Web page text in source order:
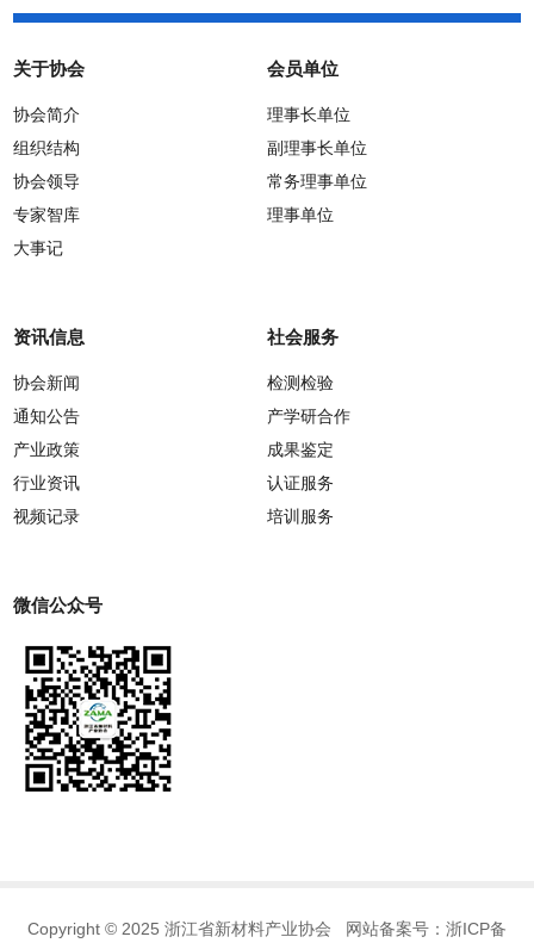
关于协会
协会简介
组织结构
协会领导
专家智库
大事记
会员单位
理事长单位
副理事长单位
常务理事单位
理事单位
资讯信息
协会新闻
通知公告
产业政策
行业资讯
视频记录
社会服务
检测检验
产学研合作
成果鉴定
认证服务
培训服务
微信公众号
Copyright © 2025 浙江省新材料产业协会 网站备案号： 浙ICP备